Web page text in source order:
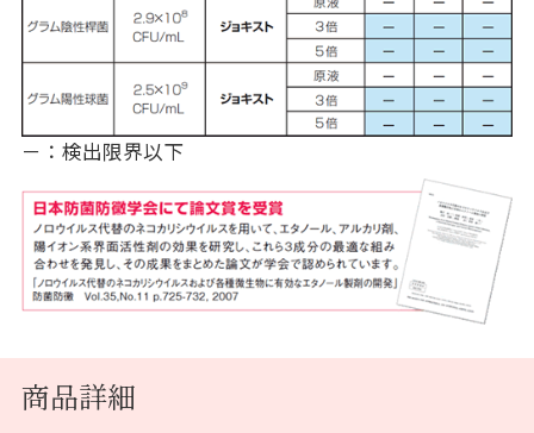
－：検出限界以下
商品詳細